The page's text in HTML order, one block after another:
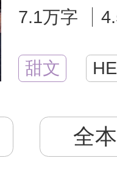
7.1万字
甜文 HE
全